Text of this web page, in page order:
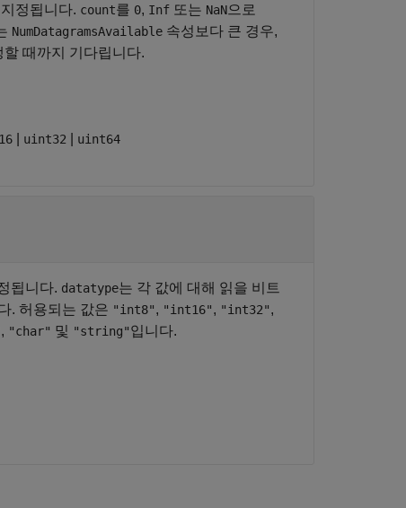
정됩니다. count를 0, Inf 또는 NaN으로
NumDatagramsAvailable 속성보다 큰 경우,
때까지 기다립니다.
uint32 uint64
됩니다. datatype는 각 값에 대해 읽을 비트
. 허용되는 값은 "int8", "int16", "int32",
, "char" 및 "string"입니다.